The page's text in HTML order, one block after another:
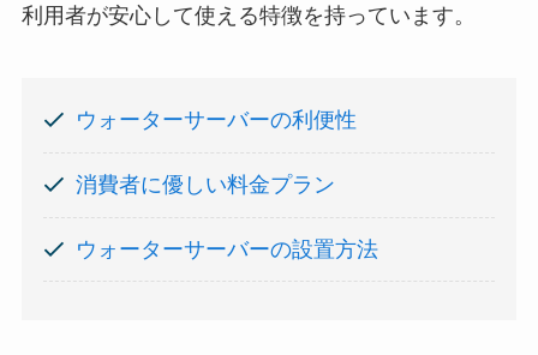
利用者が安心して使える特徴を持っています。
ウォーターサーバーの利便性
消費者に優しい料金プラン
ウォーターサーバーの設置方法